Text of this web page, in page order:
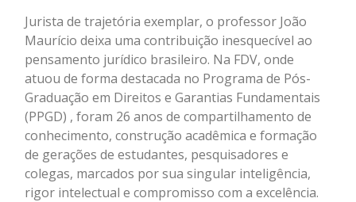
Jurista de trajetória exemplar, o professor João
Maurício deixa uma contribuição inesquecível ao
pensamento jurídico brasileiro. Na FDV, onde
atuou de forma destacada no Programa de Pós-
Graduação em Direitos e Garantias Fundamentais
(PPGD) , foram 26 anos de compartilhamento de
conhecimento, construção acadêmica e formação
de gerações de estudantes, pesquisadores e
colegas, marcados por sua singular inteligência,
rigor intelectual e compromisso com a excelência.